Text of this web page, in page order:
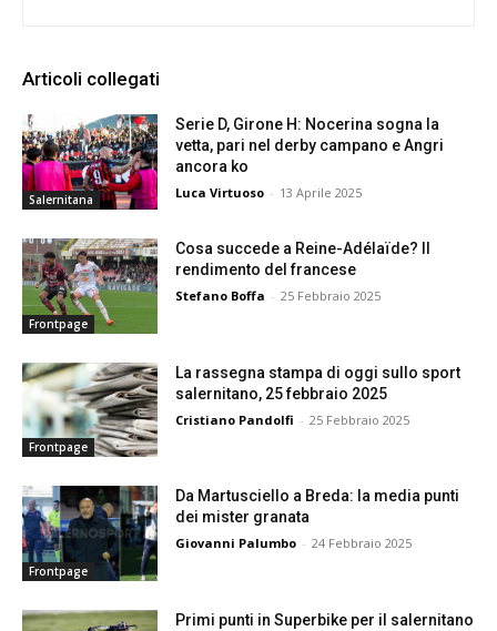
Articoli collegati
Salernitana
Serie D, Girone H: Nocerina sogna la
vetta, pari nel derby campano e Angri
ancora ko
Luca Virtuoso - 13 Aprile 2025
Frontpage
Cosa succede a Reine-Adélaïde? Il
rendimento del francese
Stefano Boffa - 25 Febbraio 2025
Frontpage
La rassegna stampa di oggi sullo sport
salernitano, 25 febbraio 2025
Cristiano Pandolfi - 25 Febbraio 2025
Frontpage
Da Martusciello a Breda: la media punti
dei mister granata
Giovanni Palumbo - 24 Febbraio 2025
Primi punti in Superbike per il salernitano